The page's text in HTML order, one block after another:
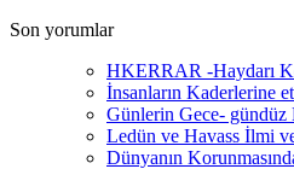
Son yorumlar
HKERRAR -Haydarı
İnsanların Kaderlerine
Günlerin Gece- gündüz
Ledün ve Havass İlmi
Dünyanın